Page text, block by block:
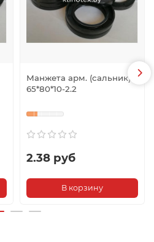
Манжета арм. (сальник)
65*80*10-2.2
2.38 руб
В корзину